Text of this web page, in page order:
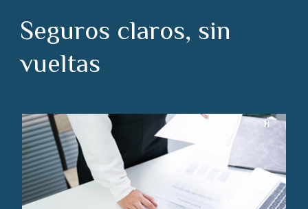
Seguros claros, sin
vueltas